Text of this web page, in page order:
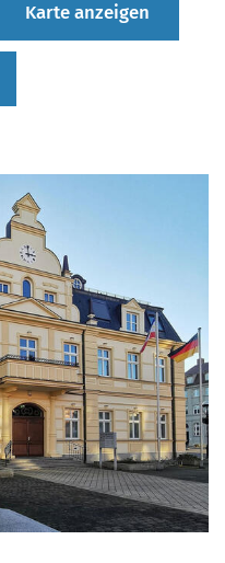
Karte anzeigen